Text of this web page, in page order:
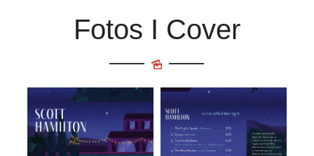
Fotos I Cover